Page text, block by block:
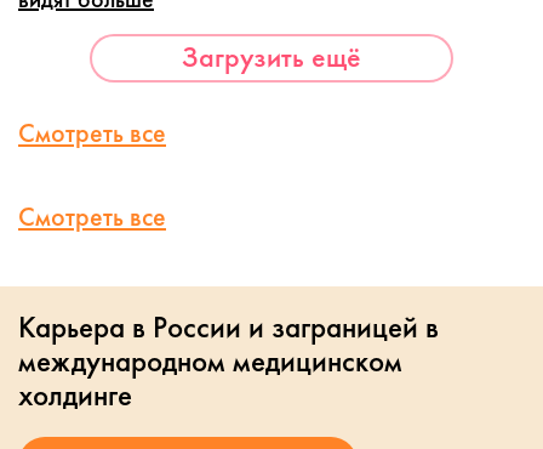
Загрузить ещё
Смотреть все
Смотреть все
Карьера в России и заграницей в
международном медицинском
холдинге